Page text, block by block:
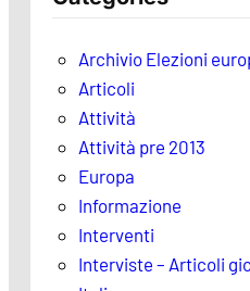
Archivio Elezioni
Articoli
Attività
Attività pre 2013
Europa
Informazione
Interventi
Interviste – Articoli